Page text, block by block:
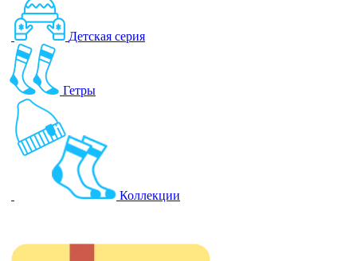
Детская серия
Гетры
Коллекции